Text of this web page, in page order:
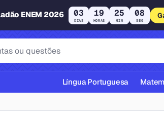
ENEM 2026 03
DIAS
19
HORAS
25
MIN
07
SEG
Língua Portuguesa